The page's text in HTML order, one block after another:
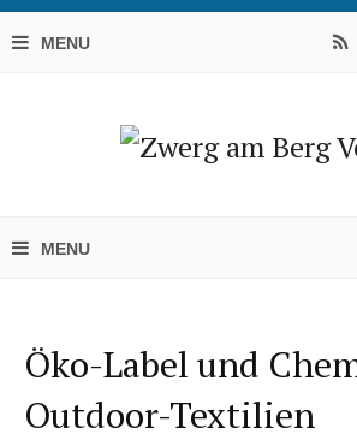
Öko-Label und
Outdoor-Textilien